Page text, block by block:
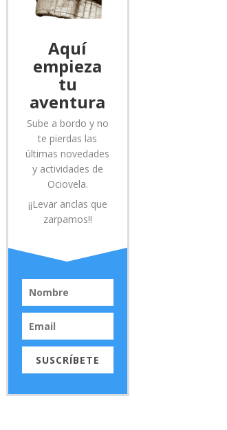
Aquí
empieza
tu
aventura
Sube a bordo y no
te pierdas las
últimas novedades
y actividades de
Ociovela.
¡¡Levar anclas que
zarpamos!!
SUSCRÍBETE